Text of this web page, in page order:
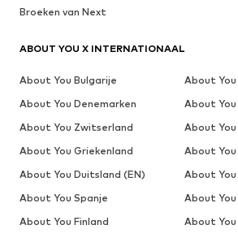
Broeken van Next
ABOUT YOU X INTERNATIONAAL
About You Bulgarije
About You
About You Denemarken
About
About You Zwitserland
About
About You Griekenland
About
About You Duitsland (EN)
About
About You Spanje
About
About You Finland
About